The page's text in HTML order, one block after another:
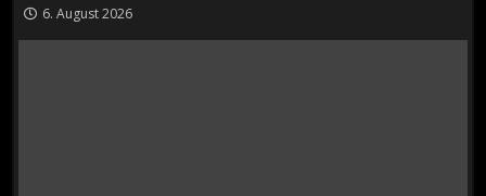
6. August 2026